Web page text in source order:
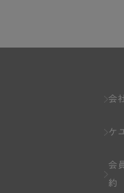
、インターネット上の
ントのみとします。一
会
ケ
会
約